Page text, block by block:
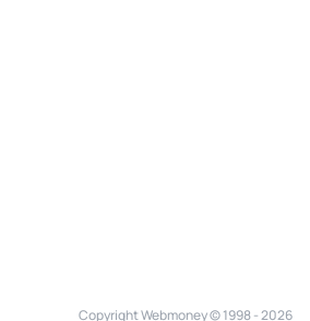
Copyright Webmoney © 1998 - 2026